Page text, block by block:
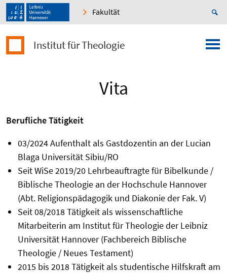
Fakultät
Institut für Theologie
Vita
Berufliche Tätigkeit
03/2024 Aufenthalt als Gastdozentin an der Lucian
Blaga Universität Sibiu/RO
Seit WiSe 2019/20 Lehrbeauftragte für Bibelkunde /
Biblische Theologie an der Hochschule Hannover
(Abt. Religionspädagogik und Diakonie der Fak. V)
Seit 08/2018 Tätigkeit als wissenschaftliche
Mitarbeiterin am Institut für Theologie der Leibniz
Universität Hannover (Fachbereich Biblische
Theologie / Neues Testament)
2015 bis 2018 Tätigkeit als studentische Hilfskraft am